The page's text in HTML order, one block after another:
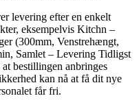
levering efter en enkelt
eksempelvis Kitchn –
(300mm, Venstrehængt,
Samlet – Levering Tidligst
bestillingen anbringes
kan nå at få dit nye
får fri.